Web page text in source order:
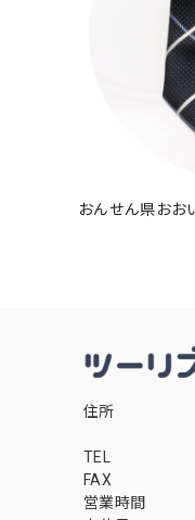
おんせん県お
住所
TEL
FAX
営業時間